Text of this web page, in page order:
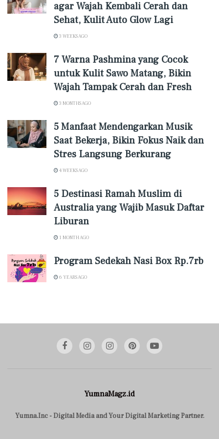
agar Wajah Kembali Cerah dan
Sehat, Kulit Auto Glow Lagi
3 WEEKS AGO
7 Warna Pashmina yang Cocok
untuk Kulit Sawo Matang, Bikin
Wajah Tampak Cerah dan Fresh
3 MONTHS AGO
5 Manfaat Mendengarkan Musik
Saat Bekerja, Bikin Fokus Naik dan
Stres Langsung Berkurang
4 WEEKS AGO
5 Destinasi Ramah Muslim di
Australia yang Wajib Masuk Daftar
Liburan
1 MONTH AGO
Program Sedekah Nasi Box Rp.7rb
6 YEARS AGO
YumnaMagz.id
Yumna.Inc - Digital Media and Your Digital Marketing Partner.